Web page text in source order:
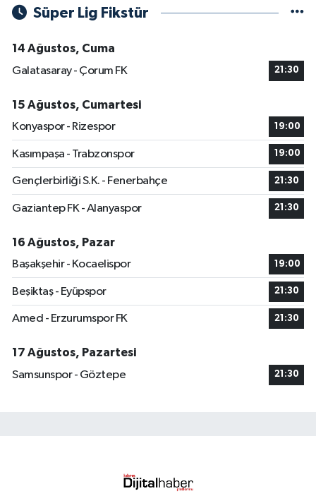
Süper Lig Fikstür
14 Ağustos, Cuma
Galatasaray - Çorum FK
21:30
15 Ağustos, Cumartesi
Konyaspor - Rizespor
19:00
Kasımpaşa - Trabzonspor 19:00
Gençlerbirliği S.K. - Fenerbahçe 21:30
Gaziantep FK - Alanyaspor 21:30
16 Ağustos, Pazar
Başakşehir - Kocaelispor
19:00
Beşiktaş - Eyüpspor 21:30
Amed - Erzurumspor FK 21:30
17 Ağustos, Pazartesi
Samsunspor - Göztepe
21:30